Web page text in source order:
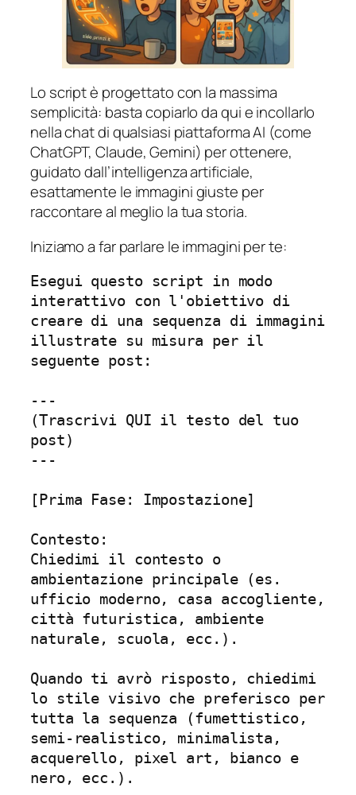
Lo script è progettato con la massima
semplicità: basta copiarlo da qui e incollarlo
nella chat di qualsiasi piattaforma AI (come
ChatGPT, Claude, Gemini) per ottenere,
guidato dall’intelligenza artificiale,
esattamente le immagini giuste per
raccontare al meglio la tua storia.
Iniziamo a far parlare le immagini per te:
Esegui questo script in modo
interattivo con l'obiettivo di
creare di una sequenza di immagini
illustrate su misura per il
seguente post:
---
(Trascrivi QUI il testo del tuo
post)
---
[Prima Fase: Impostazione]
Contesto:
Chiedimi il contesto o
ambientazione principale (es.
ufficio moderno, casa accogliente,
città futuristica, ambiente
naturale, scuola, ecc.).
Quando ti avrò risposto, chiedimi
lo stile visivo che preferisco per
tutta la sequenza (fumettistico,
semi-realistico, minimalista,
acquerello, pixel art, bianco e
nero, ecc.).